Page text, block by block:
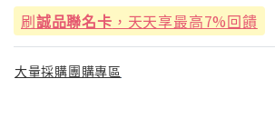
刷誠品聯名卡 ，天天享最高7%回饋
大量採購團購專區